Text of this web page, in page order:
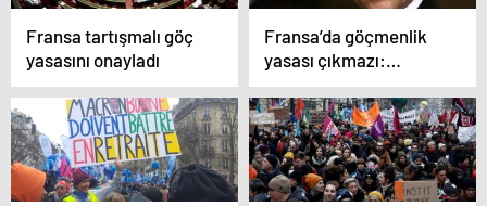
Fransa tartışmalı göç
yasasını onayladı
Fransa’da göçmenlik
yasası çıkmazı:
Macron hükümeti
çözüm arıyor